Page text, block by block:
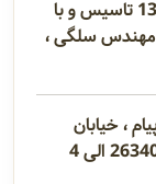
شرکت کنترل سیستم خاورمیانه در سال 1387 تاسیس و با
مهندس سلگی ،
، خیابان